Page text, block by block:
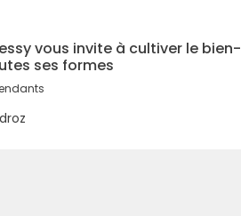
vous invite à cultiver le bien-
ses formes